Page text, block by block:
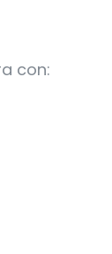
con: